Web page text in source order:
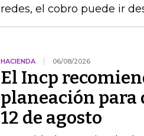
redes, el cobro puede ir
HACIENDA 06/08/2026
El Incp
planeación para
12 de agosto